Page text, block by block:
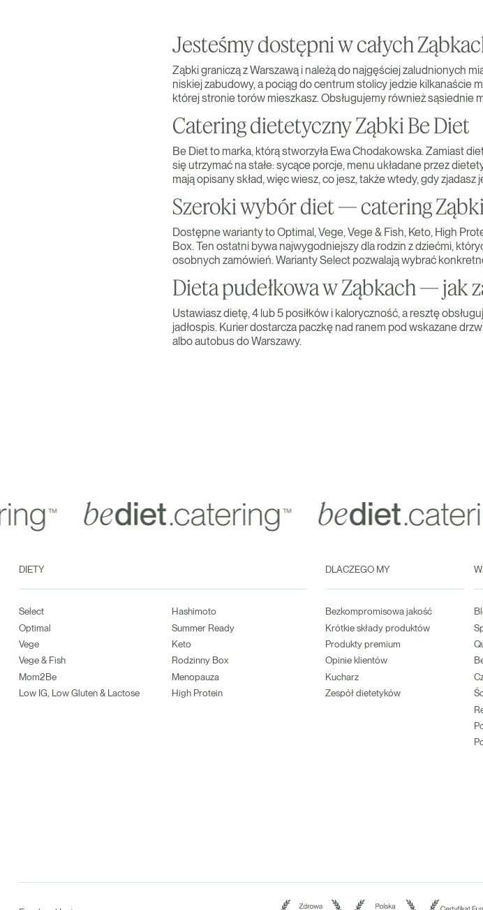
Jesteśmy dostępni w całych
Ząbki graniczą z Warszawą i należą do najgęściej zaludnionych
niskiej zabudowy, a pociąg do centrum stolicy jedzie kilkanaście
której stronie torów mieszkasz. Obsługujemy również sąsiednie
Catering dietetyczny Ząbki Be Diet
Be Diet to marka, którą stworzyła Ewa Chodakowska. Zamiast
się utrzymać na stałe: sycące porcje, menu układane przez
mają opisany skład, więc wiesz, co jesz, także wtedy, gdy zjadasz
Szeroki wybór diet — catering Ząbki
Dostępne warianty to Optimal, Vege, Vege & Fish, Keto, High
Box. Ten ostatni bywa najwygodniejszy dla rodzin z dziećmi,
osobnych zamówień. Warianty Select pozwalają wybrać
Dieta pudełkowa w Ząbkach — jak
Ustawiasz dietę, 4 lub 5 posiłków i kaloryczność, a resztę
jadłospis. Kurier dostarcza paczkę nad ranem pod wskazane
albo autobus do Warszawy.
DIETY
Select
Optimal
Vege
Vege & Fish
Mom2Be
Low IG, Low Gluten & Lactose
Hashimoto
Summer Ready
Keto
Rodzinny Box
Menopauza
High Protein
DLACZEGO MY
Bezkompromisowa jakość
Krótkie składy produktów
Produkty premium
Opinie klientów
Kucharz
Zespół dietetyków